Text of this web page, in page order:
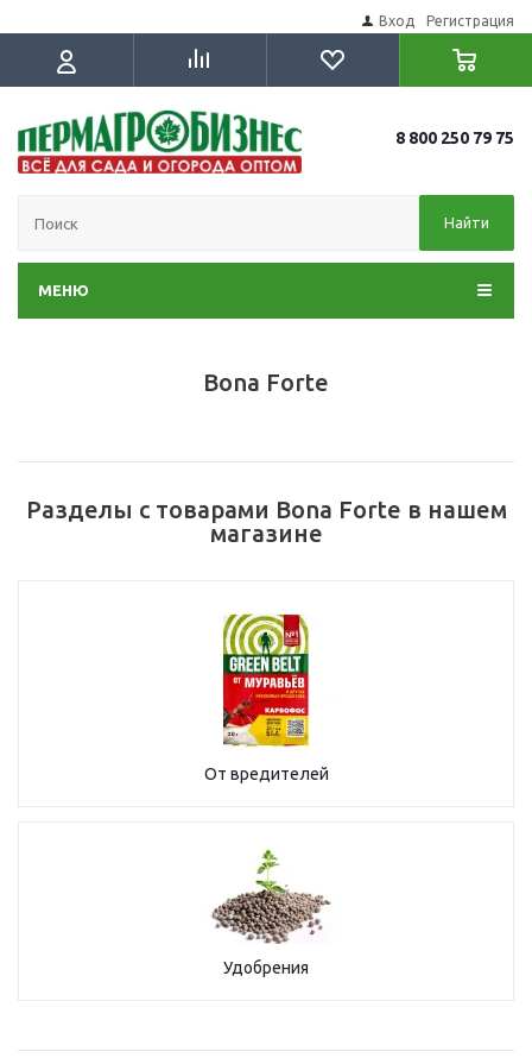
Вход Регистрация
8 800 250 79 75
Найти
МЕНЮ
Bona Forte
Разделы с товарами Bona Forte в нашем
магазине
От вредителей
Удобрения